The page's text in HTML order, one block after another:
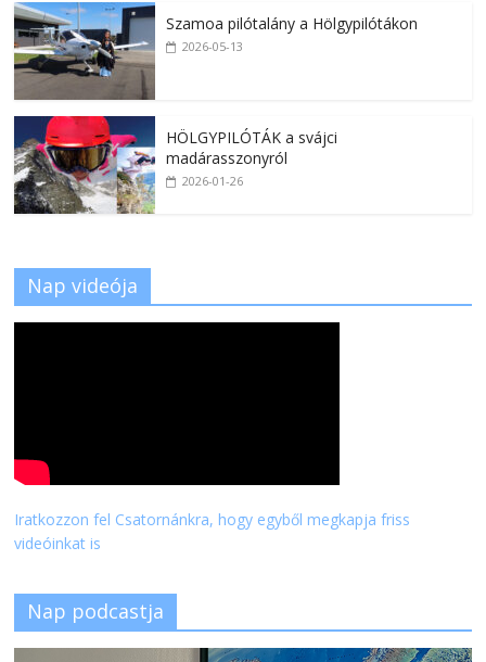
Szamoa pilótalány a Hölgypilótákon
2026-05-13
HÖLGYPILÓTÁK a svájci
madárasszonyról
2026-01-26
Nap videója
Iratkozzon fel Csatornánkra, hogy egyből megkapja friss
videóinkat is
Nap podcastja